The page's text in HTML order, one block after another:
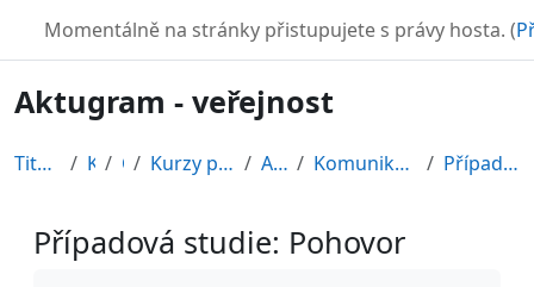
TURBO
Momentálně na stránky přistupujete s právy hosta. (
Aktugram - veřejnost
Titulní stránka Kurzy CDV Kurzy připravené v rámci ESF AKTUGRAM Komunikace v pracovním prostředí Případová studie: Pohovor
Případová studie: Pohovor